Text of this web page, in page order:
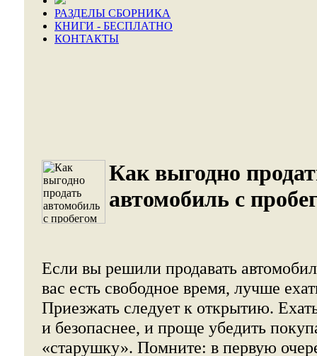
РАЗДЕЛЫ СБОРНИКА
КНИГИ - БЕСПЛАТНО
КОНТАКТЫ
Как выгодно
автомобиль с
Если вы решили продавать
вас есть свободное время, лучше
Приезжать следует к открытию.
и безопаснее, и проще убедить
«старушку». Помните: в первую